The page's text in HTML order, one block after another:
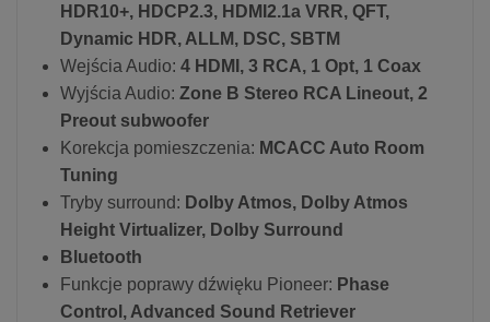
HDR10+, HDCP2.3, HDMI2.1a VRR, QFT,
Dynamic HDR, ALLM, DSC, SBTM
Wejścia Audio: 4 HDMI, 3 RCA, 1 Opt, 1 Coax
Wyjścia Audio: Zone B Stereo RCA Lineout, 2
Preout subwoofer
Korekcja pomieszczenia: MCACC Auto Room
Tuning
Tryby surround: Dolby Atmos, Dolby Atmos
Height Virtualizer, Dolby Surround
Bluetooth
Funkcje poprawy dźwięku Pioneer: Phase
Control, Advanced Sound Retriever